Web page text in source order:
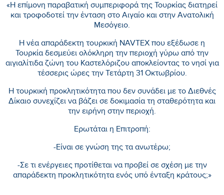
«Η επίμονη παραβατική συμπεριφορά της Τουρκίας διατηρεί
και τροφοδοτεί την ένταση στο Αιγαίο και στην Ανατολική
Μεσόγειο.
Η νέα απαράδεκτη τουρκική NAVTEX που εξέδωσε η
Τουρκία δεσμεύει ολόκληρη την περιοχή γύρω από την
αιγιαλίτιδα ζώνη του Καστελόριζου αποκλείοντας το νησί για
τέσσερις ώρες την Τετάρτη 31 Οκτωβρίου.
Η τουρκική προκλητικότητα που δεν συνάδει με το Διεθνές
Δίκαιο συνεχίζει να βάζει σε δοκιμασία τη σταθερότητα και
την ειρήνη στην περιοχή.
Ερωτάται η Επιτροπή:
-Είναι σε γνώση της τα ανωτέρω;
-Σε τι ενέργειες προτίθεται να προβεί σε σχέση με την
απαράδεκτη προκλητικότητα ενός υπό ένταξη κράτους;»